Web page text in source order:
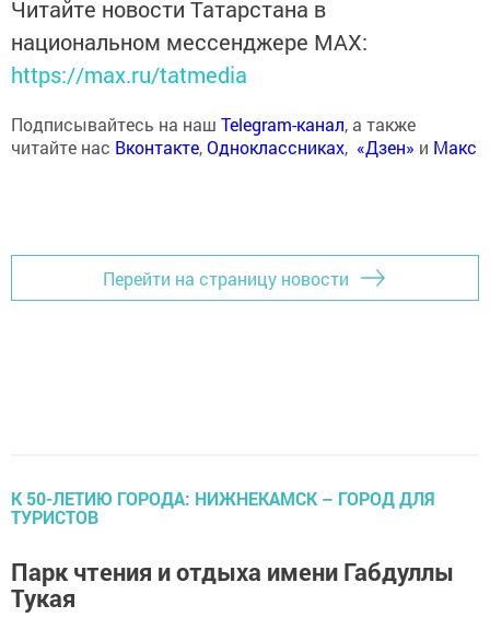
Читайте новости Татарстана в
национальном мессенджере MАХ:
https://max.ru/tatmedia
Подписывайтесь на наш Telegram-канал, а также
читайте нас Вконтакте,Одноклассниках, «Дзен» и Макс
Перейти на страницу новости
К 50-ЛЕТИЮ ГОРОДА: НИЖНЕКАМСК – ГОРОД ДЛЯ
ТУРИСТОВ
Парк чтения и отдыха имени Габдуллы
Тукая